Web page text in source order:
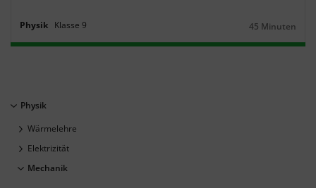
Physik Klasse 9
Dauer:
45 Minuten
Physik
Wärmelehre
Elektrizität
Mechanik